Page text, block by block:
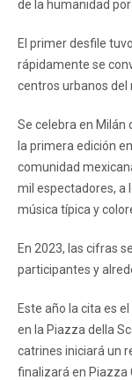
de la humanidad por
El primer desfile
rápidamente se
centros urbanos del
Se celebra en Milán
la primera edición
comunidad
mil espectadores, a
música típica y
En 2023, las cifras
participantes y
Este año la cita es
en la Piazza della
catrines iniciará un
finalizará en Piazza